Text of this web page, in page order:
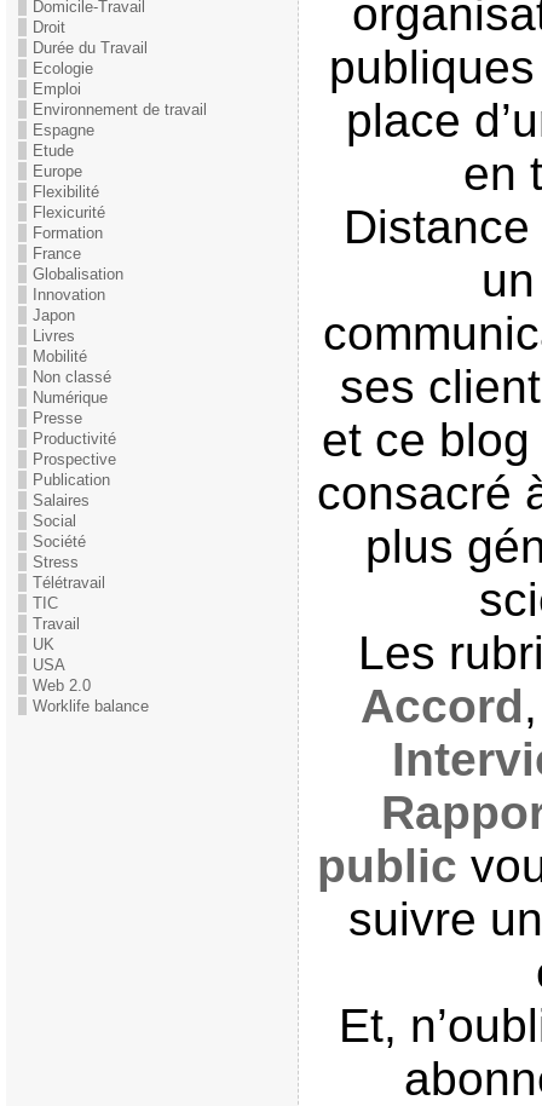
Domicile-Travail
Droit
Durée du Travail
Ecologie
Emploi
Environnement de travail
Espagne
Etude
Europe
Flexibilité
Flexicurité
Formation
France
Globalisation
Innovation
Japon
Livres
Mobilité
Non classé
Numérique
Presse
Productivité
Prospective
Publication
Salaires
Social
Société
Stress
Télétravail
TIC
Travail
UK
USA
Web 2.0
Worklife balance
place
en
ses
et ce
consacré
plus
Les
Accord
public
suivre
Et,